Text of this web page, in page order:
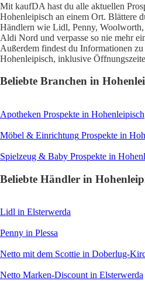
Mit kaufDA hast du alle aktuellen
Hohenleipisch an einem Ort. Blättere
Händlern wie Lidl, Penny,
Aldi Nord und verpasse so nie mehr
Außerdem findest du Informationen
Hohenleipisch, inklusive
Beliebte Branchen in
Apotheken Prospekte in Hohenleipisch
Möbel & Einrichtung Prospekte in
Spielzeug & Baby Prospekte in
Beliebte Händler in
Lidl in Elsterwerda
Penny in Plessa
Netto mit dem Scottie in Doberlug-
Netto Marken-Discount in Elsterwerda